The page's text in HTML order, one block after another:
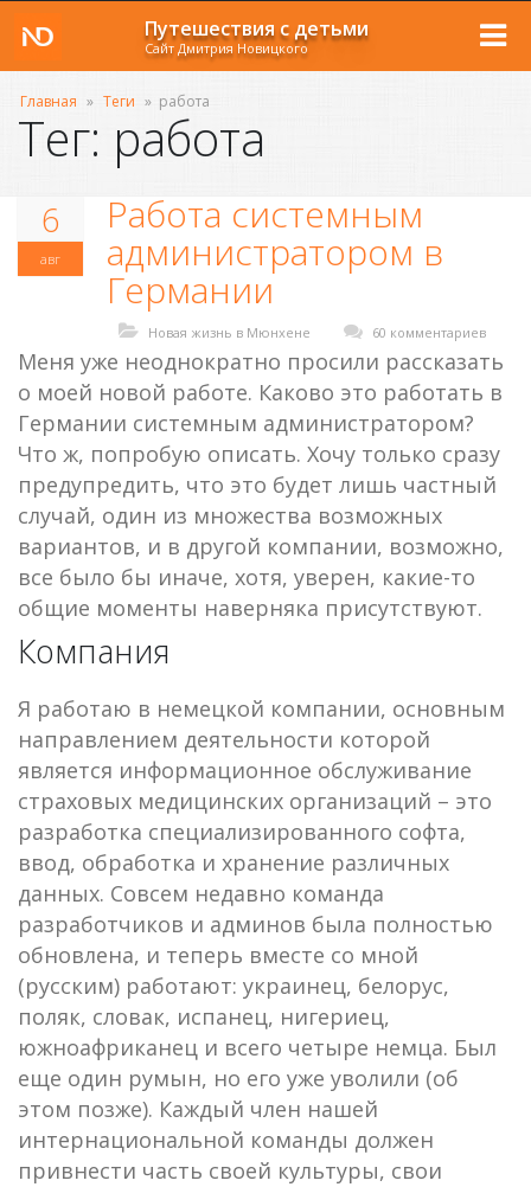
Путешествия с детьми
Сайт Дмитрия Новицкого
Главная » Теги » работа
Тег: работа
6
авг
Работа системным
администратором в
Германии
Новая жизнь в Мюнхене 60 комментариев
Меня уже неоднократно просили рассказать
о моей новой работе. Каково это работать в
Германии системным администратором?
Что ж, попробую описать. Хочу только сразу
предупредить, что это будет лишь частный
случай, один из множества возможных
вариантов, и в другой компании, возможно,
все было бы иначе, хотя, уверен, какие-то
общие моменты наверняка присутствуют.
Компания
Я работаю в немецкой компании, основным
направлением деятельности которой
является информационное обслуживание
страховых медицинских организаций – это
разработка специализированного софта,
ввод, обработка и хранение различных
данных. Совсем недавно команда
разработчиков и админов была полностью
обновлена, и теперь вместе со мной
(русским) работают: украинец, белорус,
поляк, словак, испанец, нигериец,
южноафриканец и всего четыре немца. Был
еще один румын, но его уже уволили (об
этом позже). Каждый член нашей
интернациональной команды должен
привнести часть своей культуры, свои